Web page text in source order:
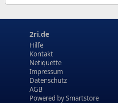
2ri.de
Hilfe
Kontakt
Netiquette
Impressum
Datenschutz
AGB
Powered bySmartstore